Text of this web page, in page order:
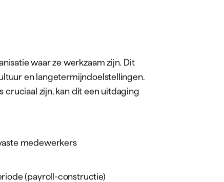
waar ze werkzaam zijn. Dit
en langetermijndoelstellingen.
cruciaal zijn, kan dit een uitdaging
medewerkers
(payroll-constructie)